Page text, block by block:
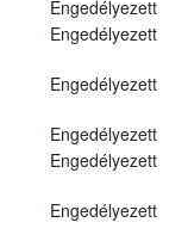
Engedélyezett
Engedélyezett
Engedélyezett
Engedélyezett
Engedélyezett
Engedélyezett